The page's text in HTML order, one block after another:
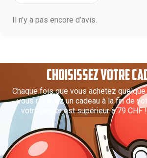
Il n’y a pas encore d’avis.
CHOISISSEZ VOTRE
Chaque fois que vous achetez
vous recevez un cadeau à la fin de
votre panier est supérieur à 79 CHF !